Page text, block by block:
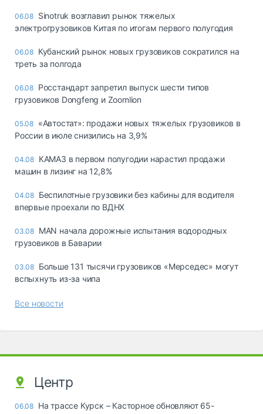
06.08 Sinotruk возглавил рынок тяжелых
электрогрузовиков Китая по итогам первого полугодия
06.08 Кубанский рынок новых грузовиков сократился на
треть за полгода
06.08 Росстандарт запретил выпуск шести типов
грузовиков Dongfeng и Zoomlion
05.08 «Автостат»: продажи новых тяжелых грузовиков в
России в июле снизились на 3,9%
04.08 КАМАЗ в первом полугодии нарастил продажи
машин в лизинг на 12,8%
04.08 Беспилотные грузовики без кабины для водителя
впервые проехали по ВДНХ
03.08 MAN начала дорожные испытания водородных
грузовиков в Баварии
03.08 Больше 131 тысячи грузовиков «Мерседес» могут
вспыхнуть из-за чипа
Все новости
Центр
06.08 На трассе Курск – Касторное обновляют 65-